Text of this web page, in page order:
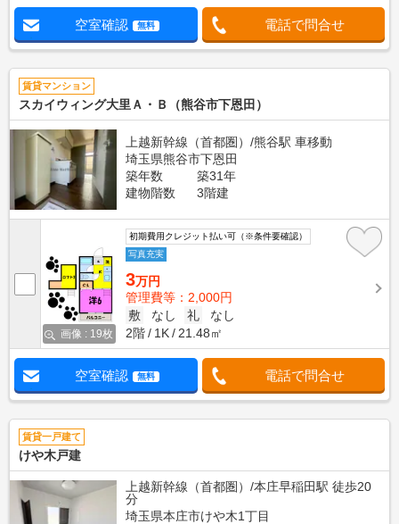
空室確認 無料 電話で問合せ
賃貸マンション
スカイウィング大里Ａ・Ｂ（熊谷市下恩田）
上越新幹線（首都圏）/熊谷駅 車移動
埼玉県熊谷市下恩田
築年数
築31年
建物階数
3階建
画像 : 19枚
初期費用クレジット払い可（※条件要確認）
写真充実
3万円
管理費等：2,000円
敷
なし 礼
なし
2階
1K 21.48㎡
空室確認 無料 電話で問合せ
賃貸一戸建て
けや木戸建
上越新幹線（首都圏）/本庄早稲田駅 徒歩20
分
埼玉県本庄市けや木1丁目